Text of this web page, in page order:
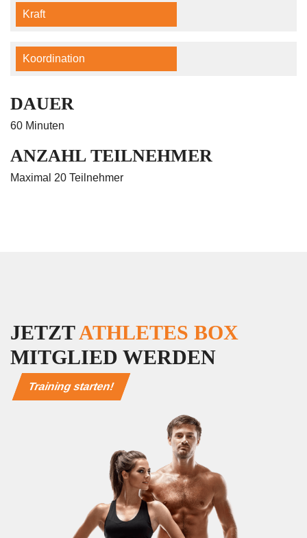
Kraft
Koordination
DAUER
60 Minuten
ANZAHL TEILNEHMER
Maximal 20 Teilnehmer
JETZTATHLETES BOX
MITGLIED WERDEN
Training starten!